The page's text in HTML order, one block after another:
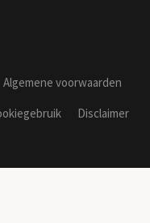
Algemene voorwaarden
Disclaimer